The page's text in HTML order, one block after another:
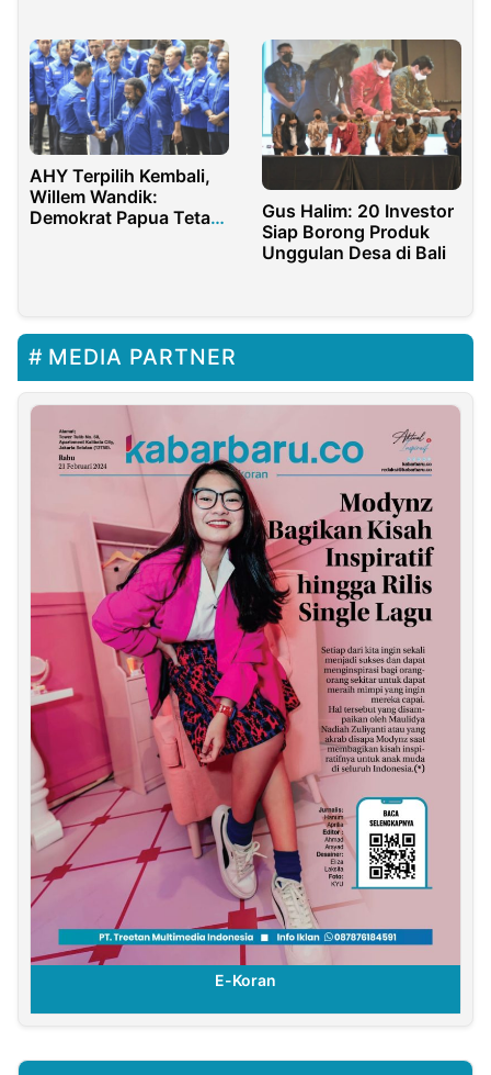
AHY Terpilih Kembali,
Willem Wandik:
Demokrat Papua Tetap
Gus Halim: 20 Investor
Siap Borong Produk
Unggulan Desa di Bali
MEDIA PARTNER
E-Koran